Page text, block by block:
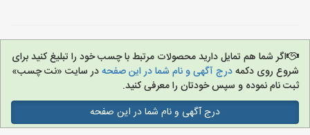
اگر شما هم تمایل دارید محصولات مرتبط با چسب خود را تبلیغ کنید برای
شروع روی دکمهدرج آگهی و نام شما در این صفحهدر سایت «نت چسب»
ثبت نام نموده و سپس خودتان را معرفی کنید.
درج آگهی و نام شما در این صفحه